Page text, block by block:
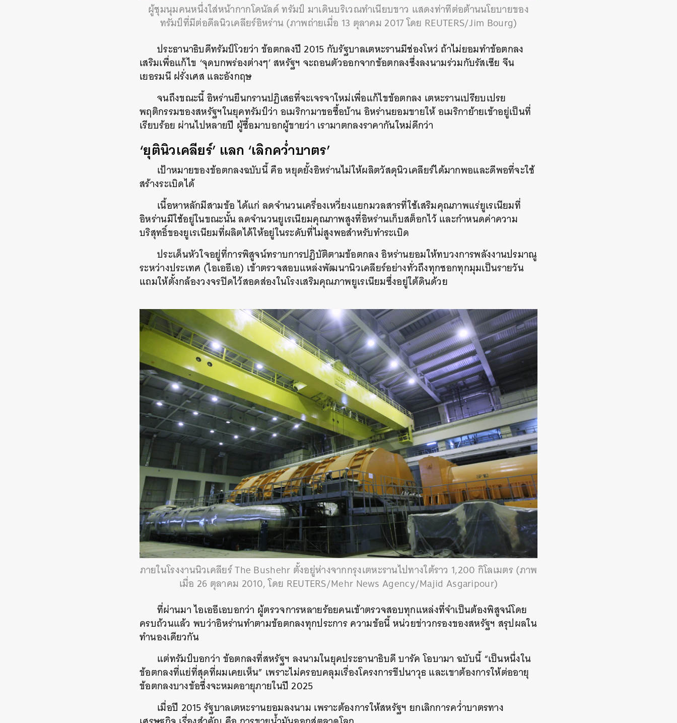
ผู้ชุมนุมคนหนึ่งใส่หน้ากากโดนัลด์ ทรัมป์ มาเดินบริเวณทำเนียบขาว แสดงท่าทีต่อต้านนโยบายของ
ทรัมป์ที่มีต่อดีลนิวเคลียร์อิหร่าน (ภาพถ่ายเมื่อ 13 ตุลาคม 2017 โดย REUTERS/Jim Bourg)
ประธานาธิบดีทรัมป์โวยว่า ข้อตกลงปี 2015 กับรัฐบาลเตหะรานมีช่องโหว่ ถ้าไม่ยอมทำข้อตกลง
เสริมเพื่อแก้ไข ‘จุดบกพร่องต่างๆ’ สหรัฐฯ จะถอนตัวออกจากข้อตกลงซึ่งลงนามร่วมกับรัสเซีย จีน
เยอรมนี ฝรั่งเศส และอังกฤษ
จนถึงขณะนี้ อิหร่านยืนกรานปฏิเสธที่จะเจรจาใหม่เพื่อแก้ไขข้อตกลง เตหะรานเปรียบเปรย
พฤติกรรมของสหรัฐฯในยุคทรัมป์ว่า อเมริกามาขอซื้อบ้าน อิหร่านยอมขายให้ อเมริกาย้ายเข้าอยู่เป็นที่
เรียบร้อย ผ่านไปหลายปี ผู้ซื้อมาบอกผู้ขายว่า เรามาตกลงราคากันใหม่ดีกว่า
‘ยุตินิวเคลียร์’ แลก ‘เลิกคว่ำบาตร’
เป้าหมายของข้อตกลงฉบับนี้ คือ หยุดยั้งอิหร่านไม่ให้ผลิตวัสดุนิวเคลียร์ได้มากพอและดีพอที่จะใช้
สร้างระเบิดได้
เนื้อหาหลักมีสามข้อ ได้แก่ ลดจำนวนเครื่องเหวี่ยงแยกมวลสารที่ใช้เสริมคุณภาพแร่ยูเรเนียมที่
อิหร่านมีใช้อยู่ในขณะนั้น ลดจำนวนยูเรเนียมคุณภาพสูงที่อิหร่านเก็บสต็อกไว้ และกำหนดค่าความ
บริสุทธิ์ของยูเรเนียมที่ผลิตได้ให้อยู่ในระดับที่ไม่สูงพอสำหรับทำระเบิด
ประเด็นหัวใจอยู่ที่การพิสูจน์ทราบการปฏิบัติตามข้อตกลง อิหร่านยอมให้ทบวงการพลังงานปรมาณู
ระหว่างประเทศ (ไอเออีเอ) เข้าตรวจสอบแหล่งพัฒนานิวเคลียร์อย่างทั่วถึงทุกซอกทุกมุมเป็นรายวัน
แถมให้ตั้งกล้องวงจรปิดไว้สอดส่องในโรงเสริมคุณภาพยูเรเนียมซึ่งอยู่ใต้ดินด้วย
ภายในโรงงานนิวเคลียร์ The Bushehr ตั้งอยู่ห่างจากกรุงเตหะรานไปทางใต้ราว 1,200 กิโลเมตร (ภาพ
เมื่อ 26 ตุลาคม 2010, โดย REUTERS/Mehr News Agency/Majid Asgaripour)
ที่ผ่านมา ไอเออีเอบอกว่า ผู้ตรวจการหลายร้อยคนเข้าตรวจสอบทุกแหล่งที่จำเป็นต้องพิสูจน์โดย
ครบถ้วนแล้ว พบว่าอิหร่านทำตามข้อตกลงทุกประการ ความข้อนี้ หน่วยข่าวกรองของสหรัฐฯ สรุปผลใน
ทำนองเดียวกัน
แต่ทรัมป์บอกว่า ข้อตกลงที่สหรัฐฯ ลงนามในยุคประธานาธิบดี บารัค โอบามา ฉบับนี้ “เป็นหนึ่งใน
ข้อตกลงที่แย่ที่สุดที่ผมเคยเห็น” เพราะไม่ครอบคลุมเรื่องโครงการขีปนาวุธ และเขาต้องการให้ต่ออายุ
ข้อตกลงบางข้อซึ่งจะหมดอายุภายในปี 2025
เมื่อปี 2015 รัฐบาลเตหะรานยอมลงนาม เพราะต้องการให้สหรัฐฯ ยกเลิกการคว่ำบาตรทาง
SHARE TWEET LINE EMAIL